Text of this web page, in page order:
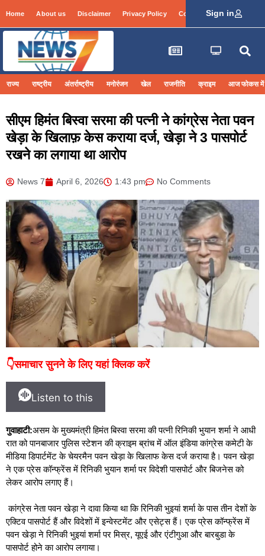
Home About us Disclaimer Privacy Policy Contact Info Login
Sign in
राज्य राष्ट्रीय अंतर्राष्ट्रीय मनोरंजन खेल राजनीति क्राइम आज फोकस में
सीएम हिमंत बिस्वा सरमा की पत्नी ने कांग्रेस नेता पवन
खेड़ा के खिलाफ़ केस कराया दर्ज, खेड़ा ने 3 पासपोर्ट
रखने का लगाया था आरोप
News 7 April 6, 2026 1:43 pm No Comments
👇समाचार सुनने के लिए यहां क्लिक करें
Listen to this
गुवाहाटी:असम के मुख्यमंत्री हिमंत बिस्वा सरमा की पत्नी रिनिकी भुयान शर्मा ने आधी
रात को पानबाजार पुलिस स्टेशन की क्राइम ब्रांच में ऑल इंडिया कांग्रेस कमेटी के
मीडिया डिपार्टमेंट के चेयरमैन पवन खेड़ा के खिलाफ केस दर्ज कराया है। पवन खेड़ा
ने एक प्रेस कॉन्फ्रेंस में रिनिकी भुयान शर्मा पर विदेशी पासपोर्ट और बिजनेस को
लेकर आरोप लगाए हैं।
कांग्रेस नेता पवन खेड़ा ने दावा किया था कि रिनिकी भुइयां शर्मा के पास तीन देशों के
एक्टिव पासपोर्ट हैं और विदेशों में इन्वेस्टमेंट और एसेट्स हैं। एक प्रेस कॉन्फ्रेंस में
पवन खेड़ा ने रिनिकी भुइयां शर्मा पर मिस्र, यूएई और एंटीगुआ और बारबुडा के
पासपोर्ट होने का आरोप लगाया।